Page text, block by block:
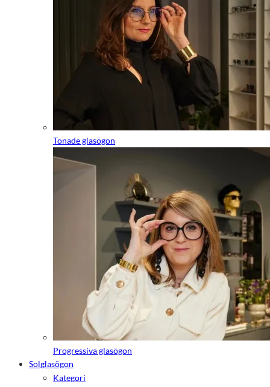
Tonade glasögon
Progressiva glasögon
Solglasögon
Kategori